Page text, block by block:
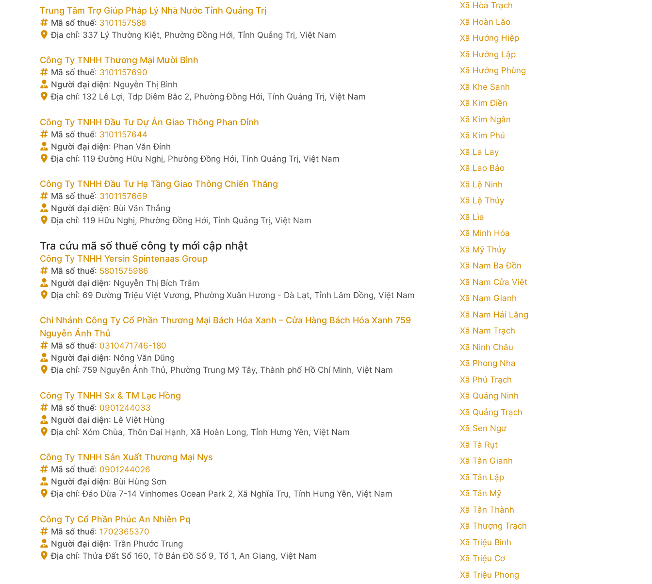
Trung Tâm Trợ Giúp Pháp Lý Nhà Nước Tỉnh Quảng Trị
Mã số thuế: 3101157588
Địa chỉ: 337 Lý Thường Kiệt, Phường Đồng Hới, Tỉnh Quảng Trị, Việt Nam
Công Ty TNHH Thương Mại Mười Bình
Mã số thuế: 3101157690
Người đại diện: Nguyễn Thị Bình
Địa chỉ: 132 Lê Lợi, Tdp Diêm Bắc 2, Phường Đồng Hới, Tỉnh Quảng Trị, Việt Nam
Công Ty TNHH Đầu Tư Dự Án Giao Thông Phan Đỉnh
Mã số thuế: 3101157644
Người đại diện: Phan Văn Đỉnh
Địa chỉ: 119 Đường Hữu Nghị, Phường Đồng Hới, Tỉnh Quảng Trị, Việt Nam
Công Ty TNHH Đầu Tư Hạ Tầng Giao Thông Chiến Thắng
Mã số thuế: 3101157669
Người đại diện: Bùi Văn Thắng
Địa chỉ: 119 Hữu Nghị, Phường Đồng Hới, Tỉnh Quảng Trị, Việt Nam
Tra cứu mã số thuế công ty mới cập nhật
Công Ty TNHH Yersin Spintenaas Group
Mã số thuế: 5801575986
Người đại diện: Nguyễn Thị Bích Trâm
Địa chỉ: 69 Đường Triệu Việt Vương, Phường Xuân Hương - Đà Lạt, Tỉnh Lâm Đồng, Việt Nam
Chi Nhánh Công Ty Cổ Phần Thương Mại Bách Hóa Xanh – Cửa Hàng Bách Hóa Xanh 759
Nguyễn Ảnh Thủ
Mã số thuế: 0310471746-180
Người đại diện: Nông Văn Dũng
Địa chỉ: 759 Nguyễn Ảnh Thủ, Phường Trung Mỹ Tây, Thành phố Hồ Chí Minh, Việt Nam
Công Ty TNHH Sx & TM Lạc Hồng
Mã số thuế: 0901244033
Người đại diện: Lê Việt Hùng
Địa chỉ: Xóm Chùa, Thôn Đại Hạnh, Xã Hoàn Long, Tỉnh Hưng Yên, Việt Nam
Công Ty TNHH Sản Xuất Thương Mại Nys
Mã số thuế: 0901244026
Người đại diện: Bùi Hùng Sơn
Địa chỉ:Đảo Dừa 7-14 Vinhomes Ocean Park 2, Xã Nghĩa Trụ, Tỉnh Hưng Yên, Việt Nam
Công Ty Cổ Phần Phúc An Nhiên Pq
Mã số thuế: 1702365370
Người đại diện: Trần Phước Trung
Địa chỉ: Thửa Đất Số 160, Tờ Bản Đồ Số 9, Tổ 1, An Giang, Việt Nam
Xã Hòa Trạch
Xã Hoàn Lão
Xã Hướng Hiệp
Xã Hướng Lập
Xã Hướng Phùng
Xã Khe Sanh
Xã Kim Điền
Xã Kim Ngân
Xã Kim Phú
Xã La Lay
Xã Lao Bảo
Xã Lệ Ninh
Xã Lệ Thủy
Xã Lìa
Xã Minh Hóa
Xã Mỹ Thủy
Xã Nam Ba Đồn
Xã Nam Cửa Việt
Xã Nam Gianh
Xã Nam Hải Lăng
Xã Nam Trạch
Xã Ninh Châu
Xã Phong Nha
Xã Phú Trạch
Xã Quảng Ninh
Xã Quảng Trạch
Xã Sen Ngư
Xã Tà Rụt
Xã Tân Gianh
Xã Tân Lập
Xã Tân Mỹ
Xã Tân Thành
Xã Thượng Trạch
Xã Triệu Bình
Xã Triệu Cơ
Xã Triệu Phong